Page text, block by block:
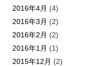
2016年4月 (4)
2016年3月 (2)
2016年2月 (2)
2016年1月 (1)
2015年12月 (2)